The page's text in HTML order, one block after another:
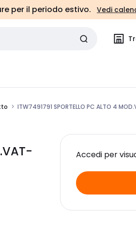
per il periodo estivo. Vedi
ITW7491791 SPORTELLO PC ALTO 4
Accedi per